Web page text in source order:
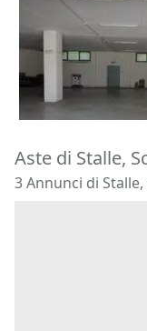
Asta
commerciale
Montecosaro
129.000 €
16/10/2026